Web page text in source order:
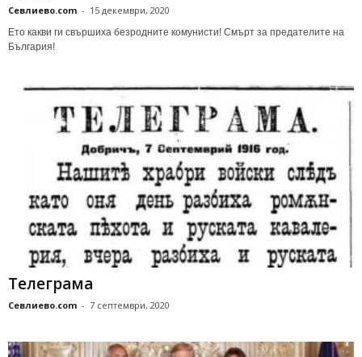
Севлиево.com - 15 декември, 2020
Ето какви ги свършиха безродните комунисти! Смърт за предателите на
България!
Телеграма
Севлиево.com - 7 септември, 2020